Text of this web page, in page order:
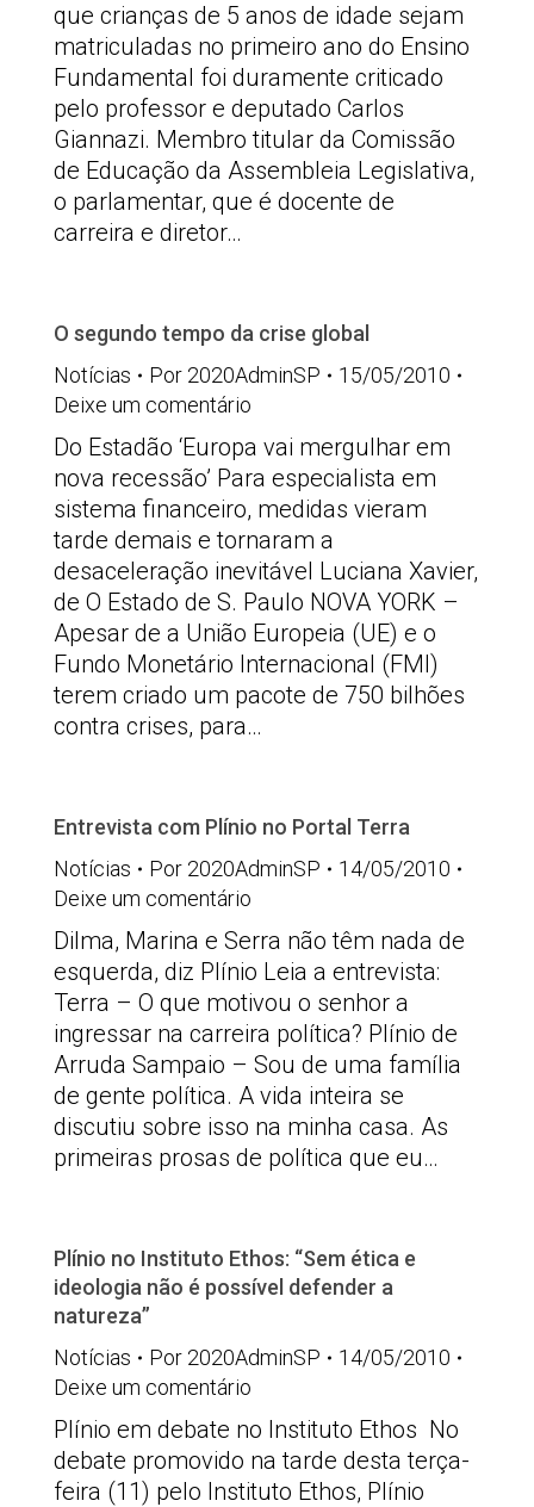
que crianças de 5 anos de idade sejam
matriculadas no primeiro ano do Ensino
Fundamental foi duramente criticado
pelo professor e deputado Carlos
Giannazi. Membro titular da Comissão
de Educação da Assembleia Legislativa,
o parlamentar, que é docente de
carreira e diretor…
O segundo tempo da crise global
Notícias
Por 2020AdminSP
15/05/2010
Deixe um comentário
Do Estadão ‘Europa vai mergulhar em
nova recessão’ Para especialista em
sistema financeiro, medidas vieram
tarde demais e tornaram a
desaceleração inevitável Luciana Xavier,
de O Estado de S. Paulo NOVA YORK –
Apesar de a União Europeia (UE) e o
Fundo Monetário Internacional (FMI)
terem criado um pacote de 750 bilhões
contra crises, para…
Entrevista com Plínio no Portal Terra
Notícias
Por 2020AdminSP
14/05/2010
Deixe um comentário
Dilma, Marina e Serra não têm nada de
esquerda, diz Plínio Leia a entrevista:
Terra – O que motivou o senhor a
ingressar na carreira política? Plínio de
Arruda Sampaio – Sou de uma família
de gente política. A vida inteira se
discutiu sobre isso na minha casa. As
primeiras prosas de política que eu…
Plínio no Instituto Ethos: “Sem ética e
ideologia não é possível defender a
natureza”
Notícias
Por 2020AdminSP
14/05/2010
Deixe um comentário
Plínio em debate no Instituto Ethos No
debate promovido na tarde desta terça-
feira (11) pelo Instituto Ethos, Plínio